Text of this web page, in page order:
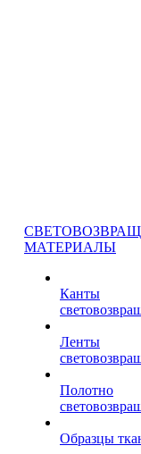
МАТЕРИАЛЫ
Канты
Ленты
Полотно
Образцы